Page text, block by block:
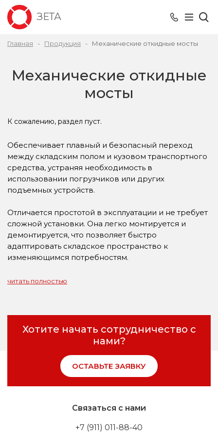
ЗЕТА
Главная Продукция Механические откидные мосты
Механические откидные
мосты
К сожалению, раздел пуст.
Обеспечивает плавный и безопасный переход
между складским полом и кузовом транспортного
средства, устраняя необходимость в
использовании погрузчиков или других
подъемных устройств.
Отличается простотой в эксплуатации и не требует
сложной установки. Она легко монтируется и
демонтируется, что позволяет быстро
адаптировать складское пространство к
изменяющимся потребностям.
читать полностью
Хотите начать сотрудничество с
нами?
ОСТАВЬТЕ ЗАЯВКУ
Связаться с нами
+7 (911) 011-88-40